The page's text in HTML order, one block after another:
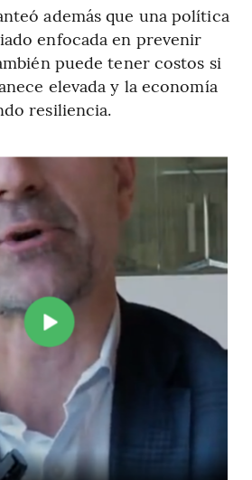
además que una política
enfocada en prevenir
puede tener costos si
elevada y la economía
resiliencia.